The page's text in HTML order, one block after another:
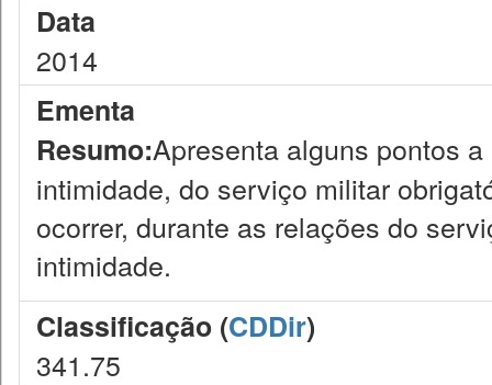
Data
2014
Ementa
Resumo:Apresenta alguns pontos
intimidade, do serviço militar
ocorrer, durante as relações do
intimidade.
Classificação (CDDir)
341.75